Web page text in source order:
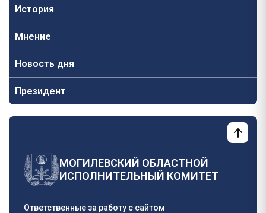
История
Мнение
Новость дня
Президент
МОГИЛЕВСКИЙ ОБЛАСТНОЙ
ИСПОЛНИТЕЛЬНЫЙ КОМИТЕТ
Ответственные за работу с сайтом